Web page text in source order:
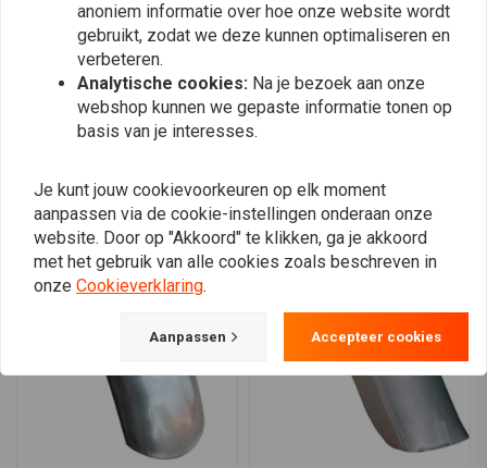
Plaats ook een review
Vergelijkbare producten
anoniem informatie over hoe onze website wordt
gebruikt, zodat we deze kunnen optimaliseren en
verbeteren.
Analytische cookies: Na je bezoek aan onze
webshop kunnen we gepaste informatie tonen op
basis van je interesses.
Je kunt jouw cookievoorkeuren op elk moment
aanpassen via de cookie-instellingen onderaan onze
website. Door op "Akkoord" te klikken, ga je akkoord
met het gebruik van alle cookies zoals beschreven in
onze Cookieverklaring.
Aanpassen Accepteer cookies